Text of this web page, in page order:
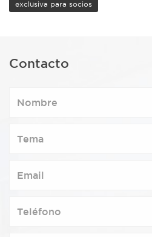
exclusiva para socios
Contacto